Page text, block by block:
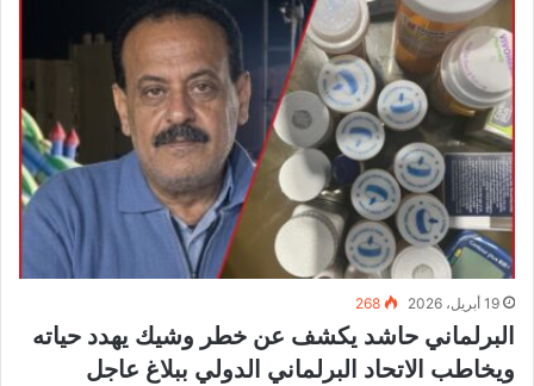
19 أبريل، 2026 268
البرلماني حاشد يكشف عن خطر وشيك يهدد حياته
ويخاطب الاتحاد البرلماني الدولي ببلاغ عاجل